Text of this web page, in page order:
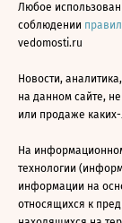
Любое
соблюдении
vedomosti.ru
Новости,
на данном сайте,
или продаже
На
технологии
информации на
относящихся к